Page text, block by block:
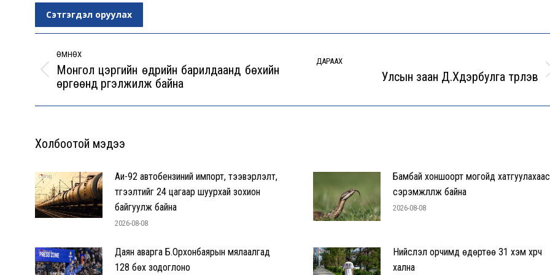
Сэтгэгдэл оруулах
navigation
ӨМНӨХ
Previous
post:
Монгол цэргийн өдрийн барилдаанд бөхийн
өргөөнд үргэлжилж байна
ДАРААХ
Улсын заан Д.Хүдэрбулга түрүүлэв
Холбоотой мэдээ
Аи-92 автобензиний импорт, тээвэрлэлт,
түгээлтийг 24 цагаар шуурхай зохион
байгуулж байна
2026-08-08
Бамбай хоншоорт могойд хатгуулахаас
сэрэмжлүүлж байна
2026-08-08
Даян аварга Б.Орхонбаярын мялаалгад
128 бөх зодоглоно
Нийслэл орчимд өдөртөө 31 хэм хүрч
хална